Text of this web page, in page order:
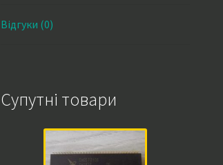
Відгуки (0)
Супутні товари